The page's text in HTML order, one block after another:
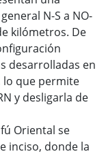
N-S a NO-
kilómetros. De
desarrolladas en
lo que permite
y desligarla de
Oriental se
inciso, donde la